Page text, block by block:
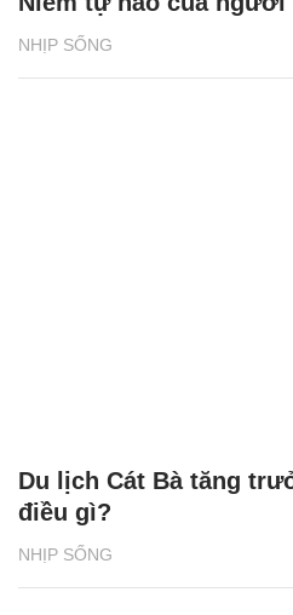
NHỊP SỐNG
NHỊP SỐNG
Du lịch Cát Bà tăng
điều gì?